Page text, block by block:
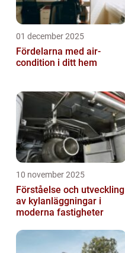
01 december 2025
Fördelarna med air-
condition i ditt hem
10 november 2025
Förståelse och utveckling
av kylanläggningar i
moderna fastigheter